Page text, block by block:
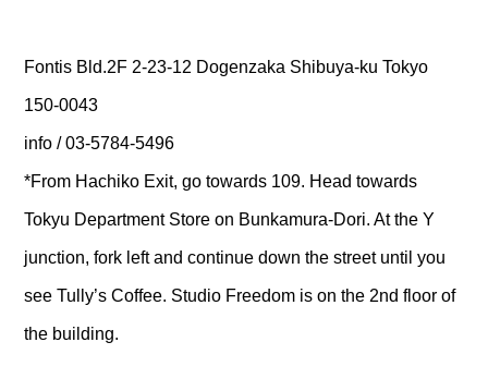
Fontis Bld.2F 2-23-12 Dogenzaka Shibuya-ku Tokyo
150-0043
info / 03-5784-5496
*From Hachiko Exit, go towards 109. Head towards
Tokyu Department Store on Bunkamura-Dori. At the Y
junction, fork left and continue down the street until you
see Tully’s Coffee. Studio Freedom is on the 2nd floor of
the building.